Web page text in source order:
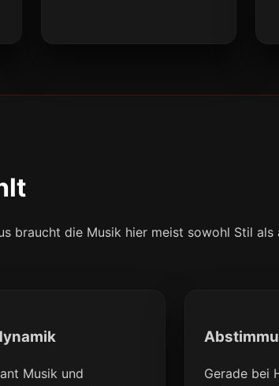
braucht die Musik hier meist sowohl Stil als
Musik und
Gerade bei